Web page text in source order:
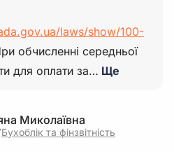
laws/show/100-
обчисленні середньої
для оплати за… Ще
Миколаївна
Бухоблік та фінзвітність